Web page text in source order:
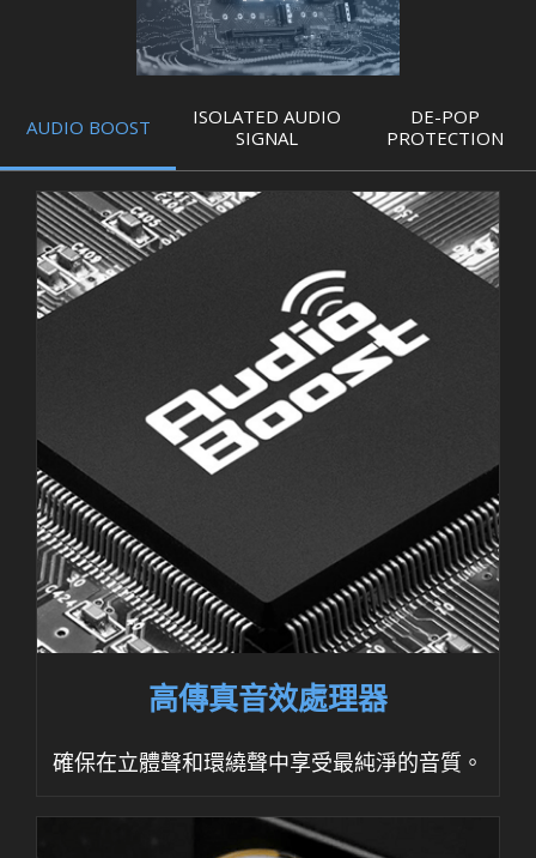
AUDIO BOOST
ISOLATED AUDIO
SIGNAL
DE-POP
PROTECTION
高傳真音效處理器
確保在立體聲和環繞聲中享受最純淨的音質。